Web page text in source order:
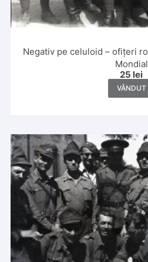
Negativ pe celuloid – ofițeri
Mondial
25 lei
VÂNDUT